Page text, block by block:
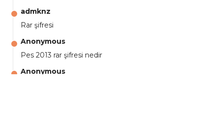
admknz
Rar şifresi
Anonymous
Pes 2013 rar şifresi nedir
Anonymous